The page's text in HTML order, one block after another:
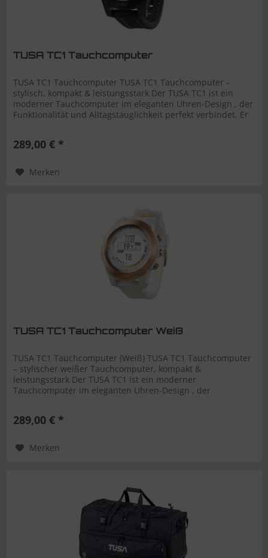
TUSA TC1 Tauchcomputer
TUSA TC1 Tauchcomputer TUSA TC1 Tauchcomputer –
stylisch, kompakt & leistungsstark Der TUSA TC1 ist ein
moderner Tauchcomputer im eleganten Uhren-Design , der
Funktionalität und Alltagstauglichkeit perfekt verbindet. Er
289,00 € *
Merken
TUSA TC1 Tauchcomputer Weiß
TUSA TC1 Tauchcomputer (Weiß) TUSA TC1 Tauchcomputer
– stylischer weißer Tauchcomputer, kompakt &
leistungsstark Der TUSA TC1 ist ein moderner
Tauchcomputer im eleganten Uhren-Design , der
289,00 € *
Merken